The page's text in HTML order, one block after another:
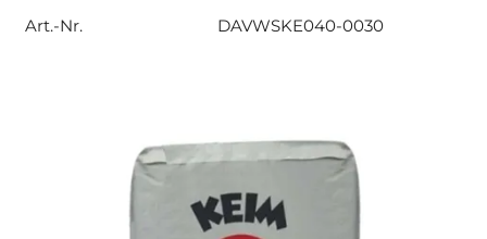
Art.-Nr. DAVWSKE040-0030